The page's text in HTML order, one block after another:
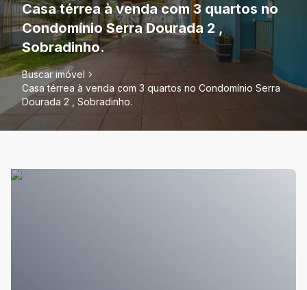
Casa térrea à venda com 3 quartos no
Condomínio Serra Dourada 2 ,
Sobradinho.
Buscar imóvel
Casa térrea à venda com 3 quartos no Condomínio Serra
Dourada 2 , Sobradinho.